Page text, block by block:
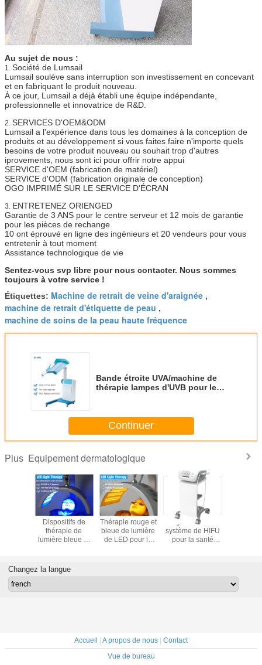
Au sujet de nous :
1. Société de Lumsail
Lumsail soulève sans interruption son investissement en concevant
et en fabriquant le produit nouveau.
À ce jour, Lumsail a déjà établi une équipe indépendante,
professionnelle et innovatrice de R&D.
2. SERVICES D'OEM&ODM
Lumsail a l'expérience dans tous les domaines à la conception de
produits et au développement si vous faites faire n'importe quels
besoins de votre produit nouveau ou souhait trop d'autres
iprovements, nous sont ici pour offrir notre appui
SERVICE d'OEM (fabrication de matériel)
SERVICE d'ODM (fabrication originale de conception)
OGO IMPRIMÉ SUR LE SERVICE D'ÉCRAN
3. ENTRETENEZ ORIENGED
Garantie de 3 ANS pour le centre serveur et 12 mois de garantie
pour les pièces de rechange
10 ont éprouvé en ligne des ingénieurs et 20 vendeurs pour vous
entretenir à tout moment
Assistance technologique de vie
Sentez-vous svp libre pour nous contacter. Nous sommes
toujours à votre service !
Étiquettes: Machine de retrait de veine d'araignée ,
machine de retrait d'étiquette de peau ,
machine de soins de la peau haute fréquence
Bande étroite UVA/machine de
thérapie lampes d'UVB pour le
Continuer
Plus Equipement dermatologique
Dispositifs de
thérapie de
lumière bleue et
Thérapie rouge et
bleue de lumière
de LED pour la
Vagin serrant le
système de HIFU
pour la santé
Changez la langue
Accueil A propos de nous
Contact
Vue de bureau